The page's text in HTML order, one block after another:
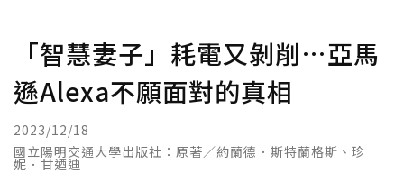
「智慧妻子」耗電又剝削…亞馬
遜Alexa不願面對的真相
2023/12/18
國立陽明交通大學出版社：原著／約蘭德．斯特蘭格斯、珍
妮．甘迺迪